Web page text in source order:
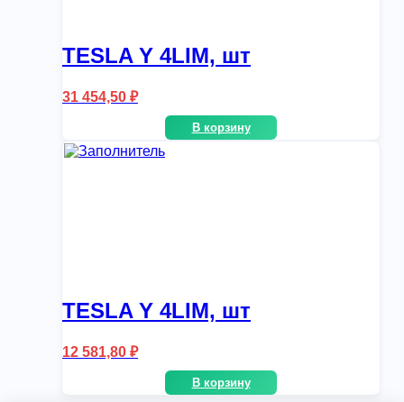
TESLA Y 4LIM, шт
31 454,50 ₽
В корзину
TESLA Y 4LIM, шт
12 581,80 ₽
В корзину